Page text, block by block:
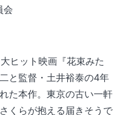
会
ヒット映画『花束みた
と監督・土井裕泰の4年
た本作。東京の古い一軒
くらが抱える届きそうで